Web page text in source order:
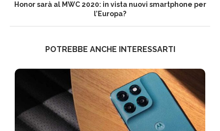
Honor sarà al MWC 2020: in vista nuovi smartphone per
l’Europa?
POTREBBE ANCHE INTERESSARTI